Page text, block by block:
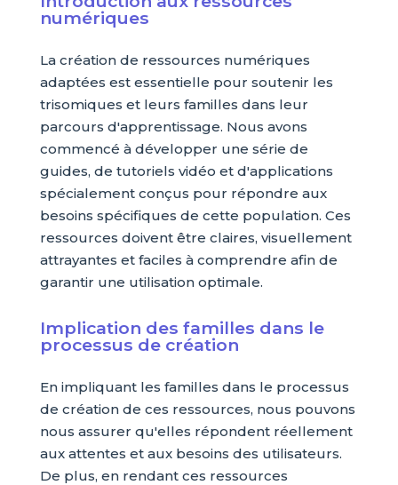
numériques
La création de ressources numériques
adaptées est essentielle pour soutenir les
trisomiques et leurs familles dans leur
parcours d'apprentissage. Nous avons
commencé à développer une série de
guides, de tutoriels vidéo et d'applications
spécialement conçus pour répondre aux
besoins spécifiques de cette population. Ces
ressources doivent être claires, visuellement
attrayantes et faciles à comprendre afin de
garantir une utilisation optimale.
Implication des familles dans le
processus de création
En impliquant les familles dans le processus
de création de ces ressources, nous pouvons
nous assurer qu'elles répondent réellement
aux attentes et aux besoins des utilisateurs.
De plus, en rendant ces ressources